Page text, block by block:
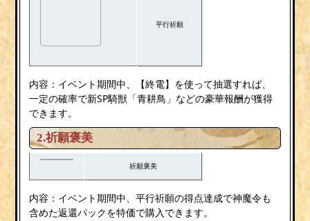
平行祈願
内容：イベント期間中、【終電】を使って抽選すれば、
一定の確率で新SP騎獣「青耕鳥」などの豪華報酬が獲得
できます。
2.祈願褒美
祈願褒美
内容：イベント期間中、平行祈願の得点達成で神魔令も
含めた返還パックを特価で購入できます。